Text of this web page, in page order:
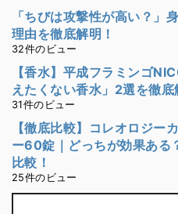
「ちびは攻撃性が高い？」
理由を徹底解明！
32件のビュー
【香水】平成フラミンゴ
えたくない香水」2選を徹底
31件のビュー
【徹底比較】コレオロジー
ー60錠｜どっちが効果ある
比較！
25件のビュー